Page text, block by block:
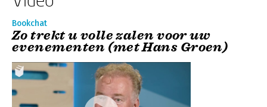
Bookchat
Zo trekt u volle zalen voor uw
evenementen (met Hans Groen)